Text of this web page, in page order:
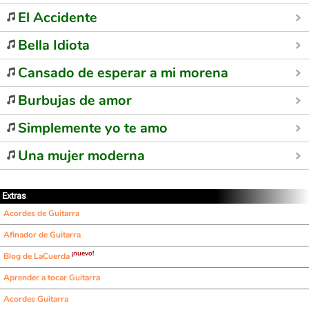
El Accidente
Bella Idiota
Cansado de esperar a mi morena
Burbujas de amor
Simplemente yo te amo
Una mujer moderna
Extras
Acordes de Guitarra
Afinador de Guitarra
Blog de LaCuerda ¡nuevo!
Aprender a tocar Guitarra
Acordes Guitarra